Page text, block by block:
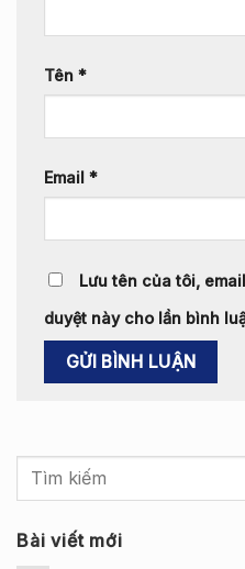
Tên *
Email *
Lưu tên của tôi,
duyệt này cho lần bình
Bài viết mới